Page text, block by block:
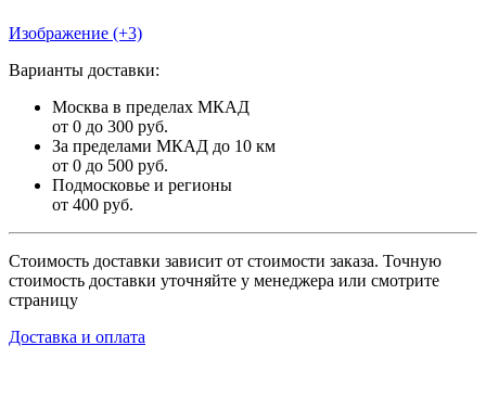
Изображение (+3)
Варианты доставки:
Москва в пределах МКАД
от 0 до 300 руб.
За пределами МКАД до 10 км
от 0 до 500 руб.
Подмосковье и регионы
от 400 руб.
Стоимость доставки зависит от стоимости заказа. Точную
стоимость доставки уточняйте у менеджера или смотрите
страницу
Доставка и оплата